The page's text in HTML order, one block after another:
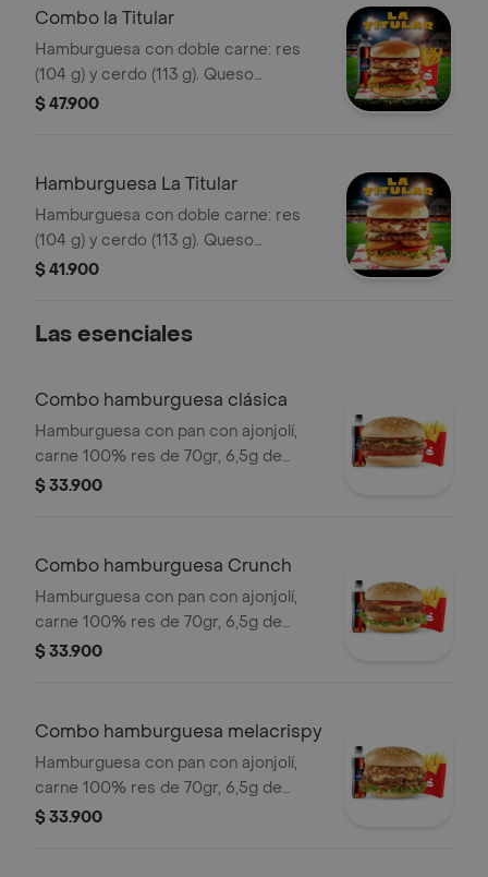
Combo la Titular
Hamburguesa con doble carne: res
(104 g) y cerdo (113 g). Queso
mozzarella, tocineta, salsa Master de
tomate y lechuga crespa, pan brioche.
$ 47.900
Hamburguesa La Titular
Hamburguesa con doble carne: res
(104 g) y cerdo (113 g). Queso
mozzarella, tocineta, salsa Master de
tomate y lechuga crespa, pan brioche.
$ 41.900
Las esenciales
Combo hamburguesa clásica
Hamburguesa con pan con ajonjolí,
carne 100% res de 70gr, 6,5g de
queso cheddar, salsa de tomate y
Acompañada con papas pequeñas,
una copa de salsa Presto y bebida de
400ml.
$ 33.900
Combo hamburguesa Crunch
Hamburguesa con pan con ajonjolí,
carne 100% res de 70gr, 6,5g de
queso cheddar, crujientes anillos de
papas pequeñas, una copa de salsa
Presto y bebida de 400ml.
$ 33.900
Combo hamburguesa melacrispy
Hamburguesa con pan con ajonjolí,
carne 100% res de 70gr, 6,5g de
queso cheddar, con dos tipos de
$ 33.900